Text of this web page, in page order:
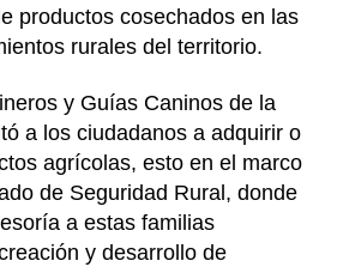
productos cosechados en las
rurales del territorio.
y Guías Caninos de la
a los ciudadanos a adquirir o
agrícolas, esto en el marco
de Seguridad Rural, donde
a estas familias
y desarrollo de